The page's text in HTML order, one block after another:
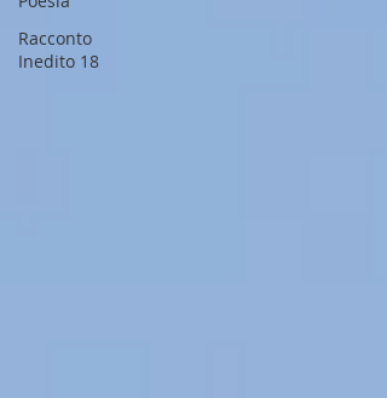
Racconto
Inedito 18